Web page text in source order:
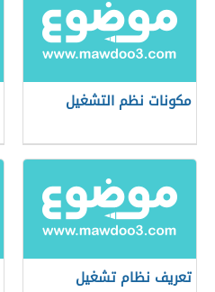
مكونات نظم التشغيل
تعريف نظام تشغيل